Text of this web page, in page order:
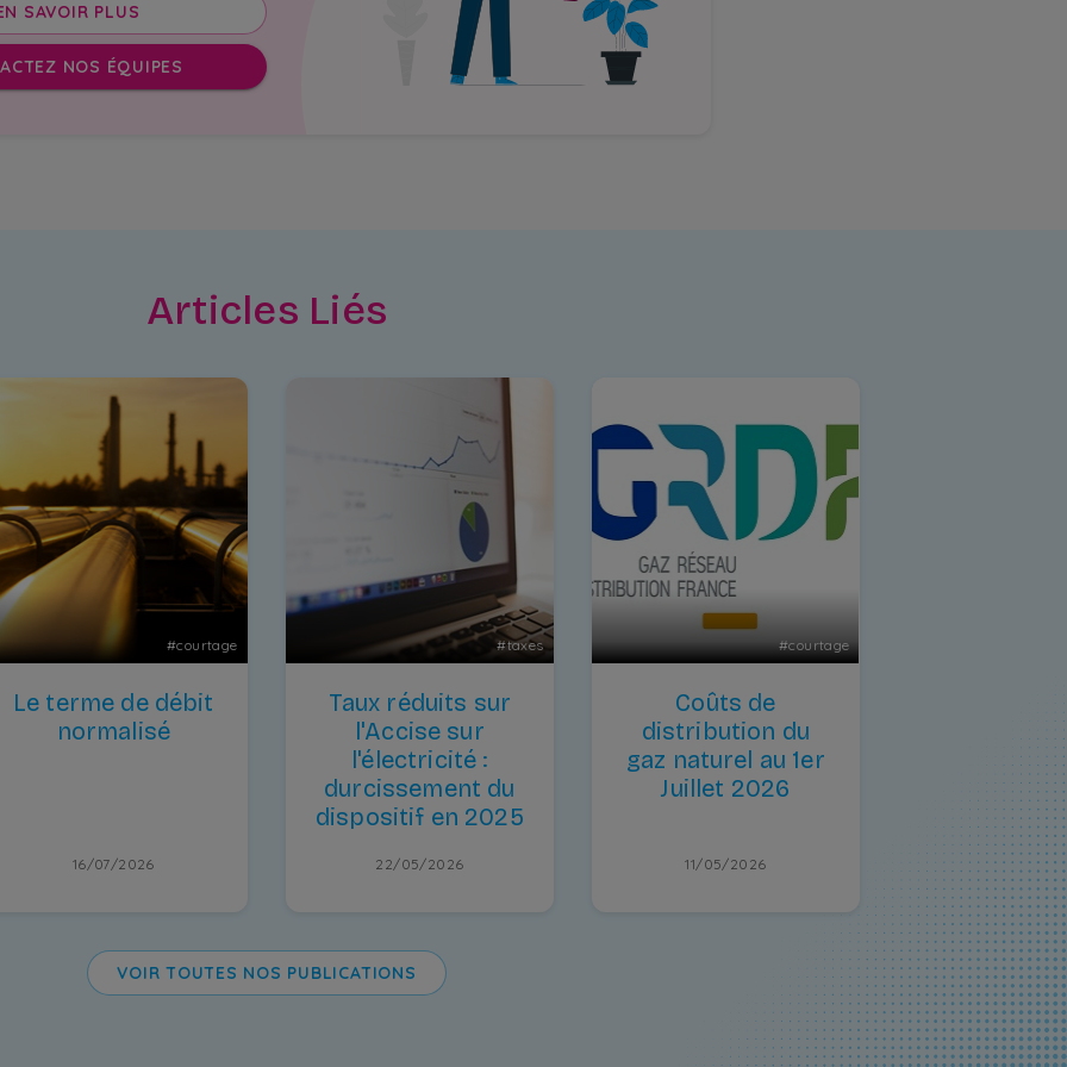
SAVOIR PLUS
NOS ÉQUIPES
Articles Liés
#courtage
Le terme de débit
normalisé
16/07/2026
#taxes
Taux réduits sur
l'Accise sur
l'électricité :
durcissement du
dispositif en 2025
22/05/2026
#courtage
Coûts de
distribution du
gaz naturel au 1er
Juillet 2026
11/05/2026
VOIR TOUTES NOS PUBLICATIONS